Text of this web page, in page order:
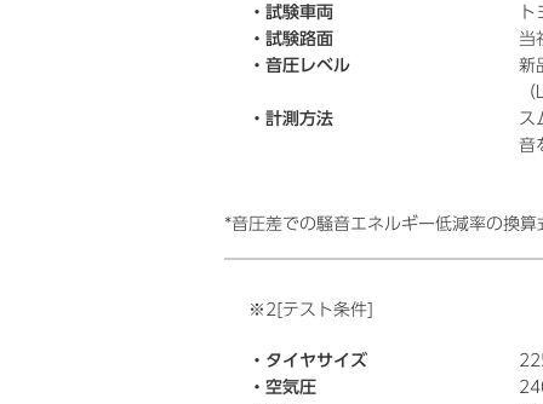
・試験車両
・試験路面
当
・音圧レベル
新
・計測方法
ス
音
*音圧差での騒音エネルギー低減率の換
※2[テスト条件]
・タイヤサイズ
・空気圧